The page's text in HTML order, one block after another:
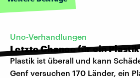
Uno-Verhandlungen
Letzte Chance für ein
Plastik ist überall und kann
Genf versuchen 170 Länder, ein